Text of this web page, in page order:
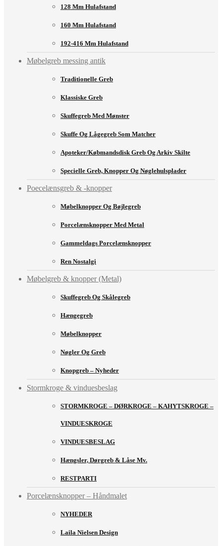
128 Mm Hulafstand
160 Mm Hulafstand
192-416 Mm Hulafstand
Møbelgreb messing antik
Traditionelle Greb
Klassiske Greb
Skuffegreb Med Mønster
Skuffe Og Lågegreb Som Matcher
Apoteker/købmandsdisk Greb Og Arkiv Skilte
Specielle Greb, Knopper Og Nøglehulsplader
Poecelænsgreb & -knopper
Møbelknopper Og Bøjlegreb
Porcelænsknopper Med Metal
Gammeldags Porcelænsknopper
Ren Nostalgi
Møbelgreb & knopper (Metal)
Skuffegreb Og Skålegreb
Hængegreb
Møbelknopper
Nøgler Og Greb
Knopgreb – Nyheder
Stormkroge & vinduesbeslag
STORMKROGE – DØRKROGE – KAHYTSKROGE –
VINDUESKROGE
VINDUESBESLAG
Hængsler, Dørgreb & Låse Mv.
RESTPARTI
Porcelænsknopper – Håndmalet
NYHEDER
Laila Nielsen Design